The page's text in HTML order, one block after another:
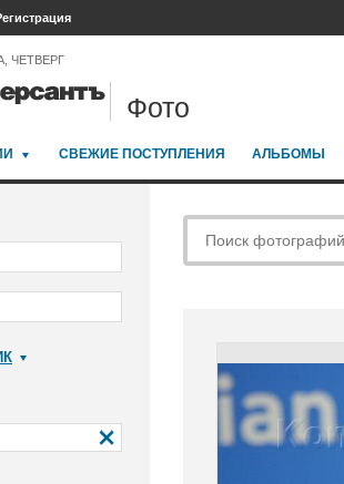
ЧЕТВЕРГ
Фото
СВЕЖИЕ ПОСТУПЛЕНИЯ АЛЬБОМЫ